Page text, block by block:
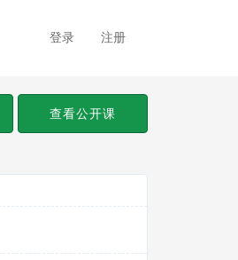
登录 注册
查看公开课